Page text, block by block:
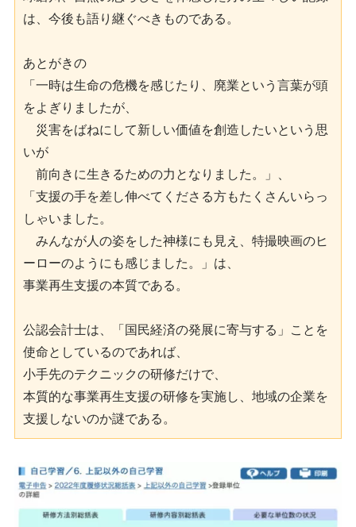
は、今後も語り継ぐべきものである。
あとがきの
「一時は生命の危機を感じたり、廃業という言葉が頭
をよぎりましたが、
災害をばねにして新しい価値を創造したいという思
いが
前向きに生きるための力となりました。」、
「支援の手を差し伸べてくださる方もたくさんいらっ
しゃいました。
みんなが人の姿をした神様にも見え、特撮映画のヒ
ーローのようにも感じました。」は、
事業再生支援の本質である。
公認会計士は、「国民経済の発展に寄与する」ことを
使命としているのであれば、
小手先のテクニックの研修だけで、
本質的な事業再生支援の研修を実施し、地域の企業を